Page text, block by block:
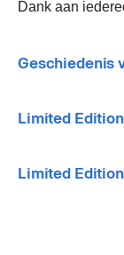
Dank aan
Geschiedenis
Limited
Limited